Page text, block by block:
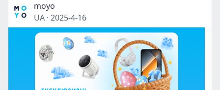
moyo
UA · 2025-4-16